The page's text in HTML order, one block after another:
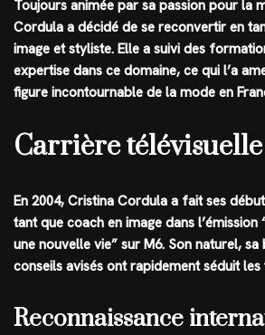
Toujours animée par sa passion pour la
Cordula a décidé de se reconvertir en
image et styliste. Elle a suivi des
expertise dans ce domaine, ce qui l’a
figure incontournable de la mode en
Carrière télévisuelle
En 2004, Cristina Cordula a fait ses
tant que coach en image dans
une nouvelle vie” sur M6. Son naturel,
conseils avisés ont rapidement séduit
Reconnaissance